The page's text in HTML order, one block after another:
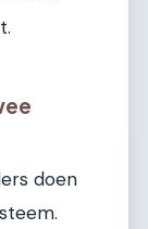
doen